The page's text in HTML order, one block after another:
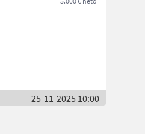
25-11-2025 10:00